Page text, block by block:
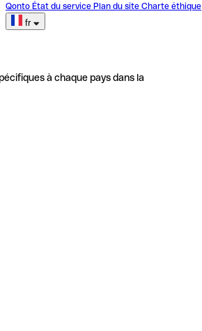
Qonto État du service Plan du site Charte éthique
fr
à chaque pays dans la